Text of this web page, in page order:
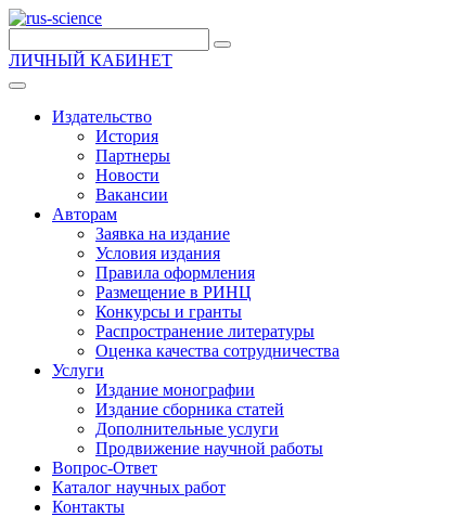
ЛИЧНЫЙ КАБИНЕТ
Издательство
История
Партнеры
Новости
Вакансии
Авторам
Заявка на издание
Условия издания
Правила оформления
Размещение в РИНЦ
Конкурсы и гранты
Распространение литературы
Оценка качества сотрудничества
Услуги
Издание монографии
Издание сборника статей
Дополнительные услуги
Продвижение научной работы
Вопрос-Ответ
Каталог научных работ
Контакты